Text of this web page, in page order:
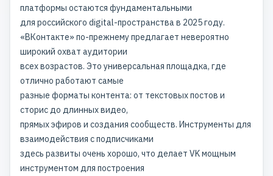
платформы остаются фундаментальными
для российского digital-пространства в 2025 году.
«ВКонтакте» по-прежнему предлагает невероятно
широкий охват аудитории
всех возрастов. Это универсальная площадка, где
отлично работают самые
разные форматы контента: от текстовых постов и
сторис до длинных видео,
прямых эфиров и создания сообществ. Инструменты для
взаимодействия с подписчиками
здесь развиты очень хорошо, что делает VK мощным
инструментом для построения